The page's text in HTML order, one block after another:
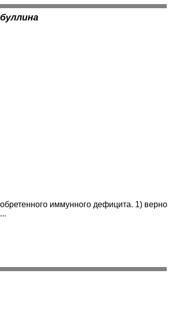
иммунного дефицита. 1) верно